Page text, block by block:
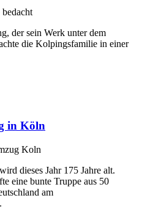
der sein Werk unter dem
die Kolpingsfamilie in einer
in Köln
dieses Jahr 175 Jahre alt.
eine bunte Truppe aus 50
am